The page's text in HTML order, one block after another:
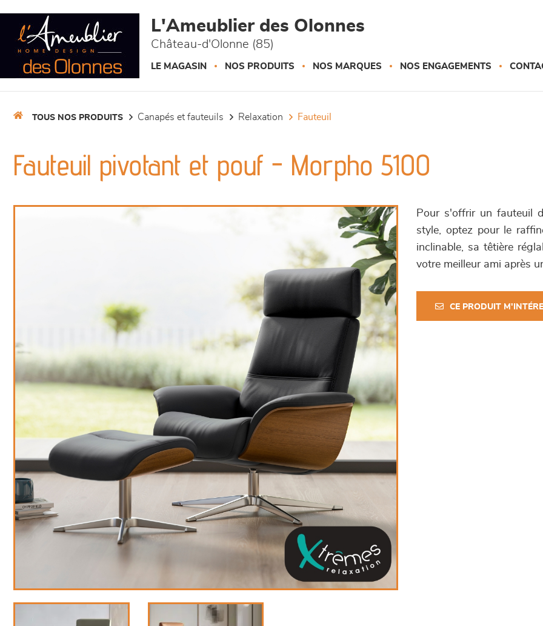
L'Ameublier des Olonnes
Château-d'Olonne (85)
LE MAGASIN NOS PRODUITS NOS MARQUES NOS ENGAGEMENTS
TOUS NOS PRODUITS canapés et fauteuils relaxation fauteuil
Fauteuil pivotant et pouf - Morpho 5100
Pour s'offrir un fauteuil
style, optez pour le
inclinable, sa têtière
votre meilleur ami après
CE PRODUIT